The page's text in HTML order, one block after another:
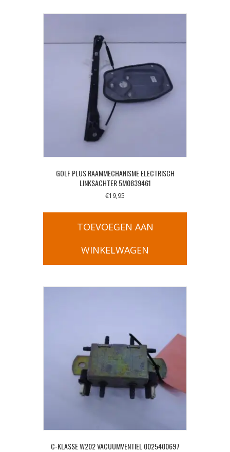
GOLF PLUS RAAMMECHANISME ELECTRISCH
LINKSACHTER 5M0839461
€19,95
TOEVOEGEN AAN
WINKELWAGEN
C-KLASSE W202 VACUUMVENTIEL 0025400697